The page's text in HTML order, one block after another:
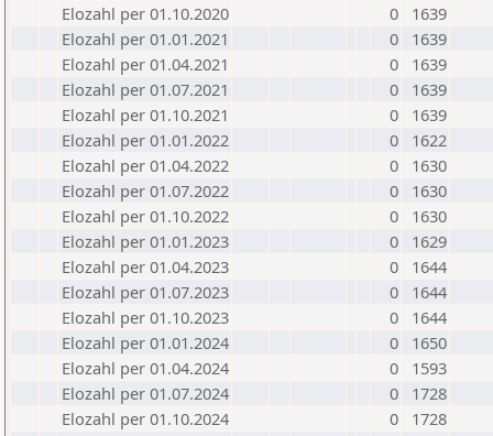
Elozahl per 01.10.2020
0
1639
Elozahl per 01.01.2021
0
1639
Elozahl per 01.04.2021
0
1639
Elozahl per 01.07.2021
0
1639
Elozahl per 01.10.2021
0
1639
Elozahl per 01.01.2022
0
1622
Elozahl per 01.04.2022
0
1630
Elozahl per 01.07.2022
0
1630
Elozahl per 01.10.2022
0
1630
Elozahl per 01.01.2023
0
1629
Elozahl per 01.04.2023
0
1644
Elozahl per 01.07.2023
0
1644
Elozahl per 01.10.2023
0
1644
Elozahl per 01.01.2024
0
1650
Elozahl per 01.04.2024
0
1593
Elozahl per 01.07.2024
0
1728
Elozahl per 01.10.2024
0
1728